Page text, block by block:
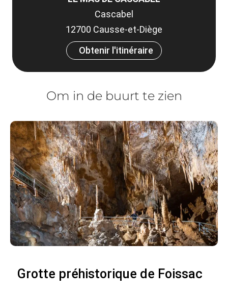
Cascabel
12700 Causse-et-Diège
Obtenir l'itinéraire
Om in de buurt te zien
Grotte préhistorique de Foissac